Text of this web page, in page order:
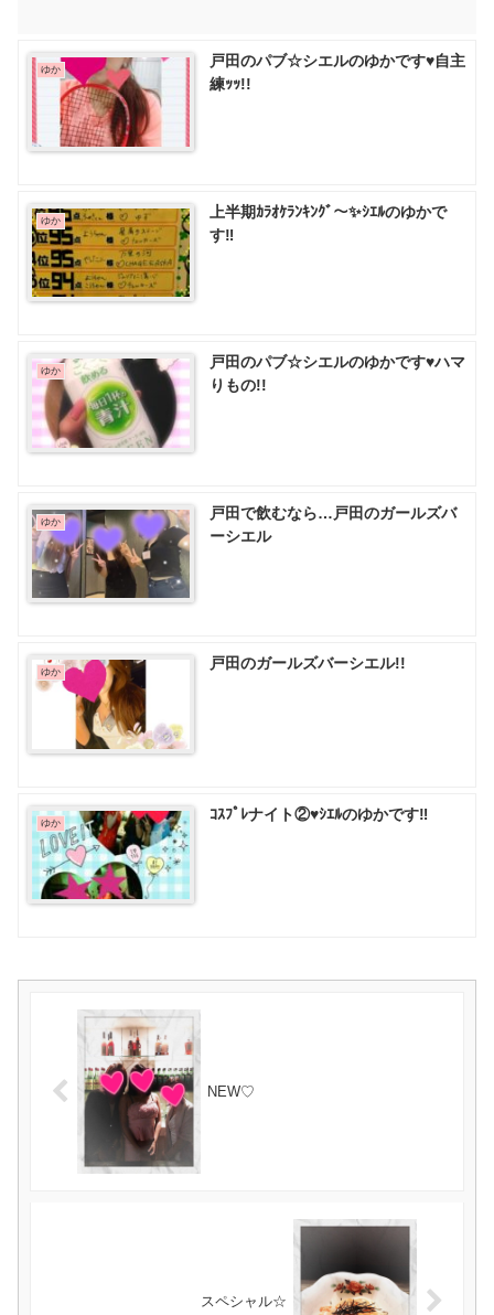
ゆか
戸田のパブ☆シエルのゆかです♥️自主
練ｯｯ!!
ゆか
上半期ｶﾗｵｹﾗﾝｷﾝｸﾞ～✨ｼｴﾙのゆかで
す‼
ゆか
戸田のパブ☆シエルのゆかです♥️ハマ
りもの!!
ゆか
戸田で飲むなら…戸田のガールズバ
ーシエル
ゆか 戸田のガールズバーシエル!!
ゆか ｺｽﾌﾟﾚナイト②♥ｼｴﾙのゆかです‼
NEW♡
スペシャル☆